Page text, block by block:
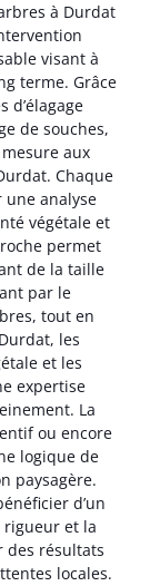
à Durdat
visant à
terme. Grâce
d’élagage
de souches,
aux
Chaque
analyse
végétale et
permet
de la taille
par le
tout en
les
et les
expertise
La
ou encore
logique de
paysagère.
d’un
rigueur et la
des résultats
locales.